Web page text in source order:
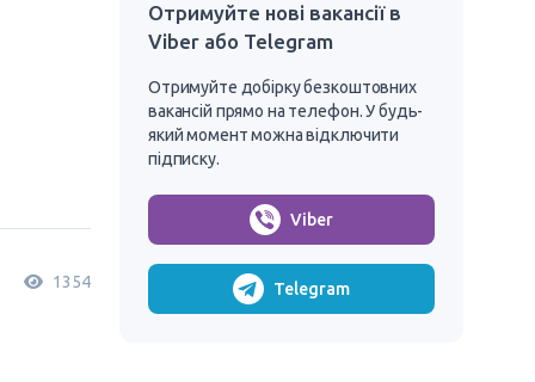
1354
Отримуйте нові вакансії в
Viber або Telegram
Отримуйте добірку безкоштовних
вакансій прямо на телефон. У будь-
який момент можна відключити
підписку.
Viber
Telegram